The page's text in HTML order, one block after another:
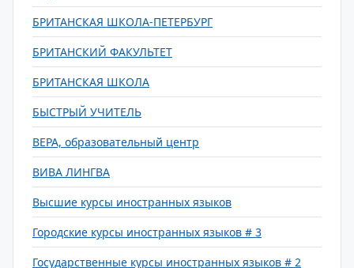
БРИТАНСКАЯ ШКОЛА-ПЕТЕРБУРГ
БРИТАНСКИЙ ФАКУЛЬТЕТ
БРИТАНСКАЯ ШКОЛА
БЫСТРЫЙ УЧИТЕЛЬ
ВЕРА, образовательный центр
ВИВА ЛИНГВА
Высшие курсы иностранных языков
Городские курсы иностранных языков # 3
Государственные курсы иностранных языков # 2